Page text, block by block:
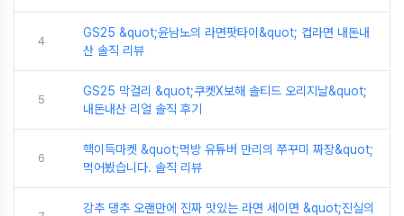
4
GS25 &quot;윤남노의 라면팟타이&quot; 컵라면 내돈내
산 솔직 리뷰
5
GS25 막걸리 &quot;쿠켓X보해 솔티드 오리지날&quot;
내돈내산 리얼 솔직 후기
6
핵이득마켓 &quot;먹방 유튜버 만리의 쭈꾸미 짜장&quot;
먹어봤습니다. 솔직 리뷰
강추 댕추 오랜만에 진짜 맛있는 라면 세이면 &quot;진실의